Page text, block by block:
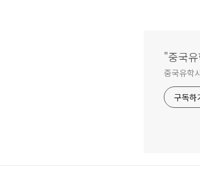
"중국
중국유학
구독하